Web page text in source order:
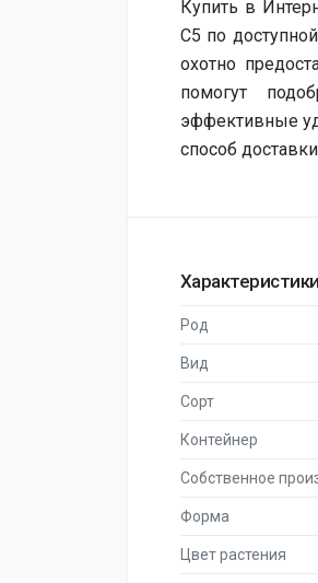
Купить в
C5 по
охотно
помогут
эффективные
способ
Характеристики
Род
Вид
Сорт
Контейнер
Собственное
Форма
Цвет растения